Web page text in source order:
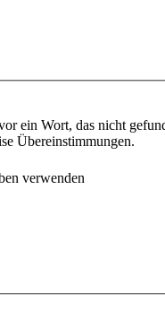
ein Wort, das nicht
Übereinstimmungen.
verwenden